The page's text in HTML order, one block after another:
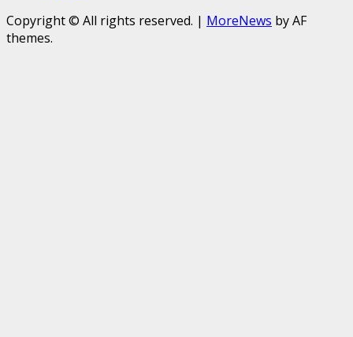
Copyright © All rights reserved. | MoreNews by AF
themes.